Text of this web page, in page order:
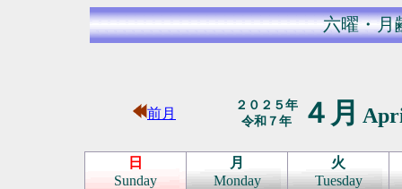
六曜・月
前月
２０２５年
令和７年
４月
日
Sunday
月
Monday
火
Tuesday